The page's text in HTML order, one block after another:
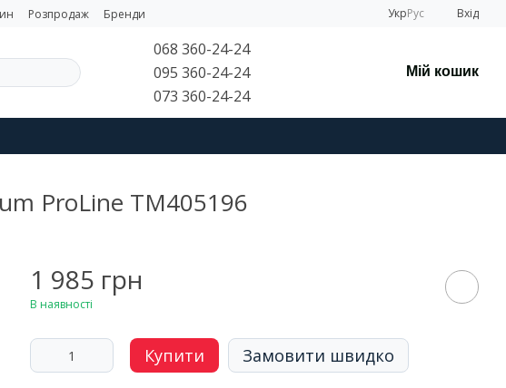
Розпродаж Бренди УкрРус Вхід
068 360-24-24
095 360-24-24
073 360-24-24
Мій кошик
ProLine TM405196
1 985 грн
В наявності
Купити Замовити швидко